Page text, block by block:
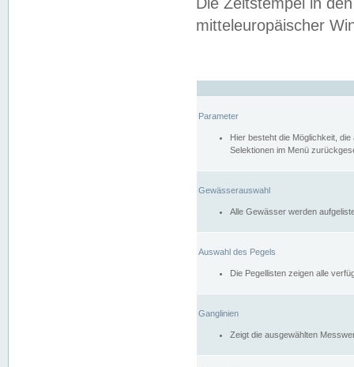
mitteleuropäischer
Parameter
Hier besteht die Möglichkeit,
Selektionen im Menü
Gewässerauswahl
Alle Gewässer werden
Auswahl des Pegels
Die Pegellisten zeigen alle
Ganglinien
Zeigt die ausgewählten